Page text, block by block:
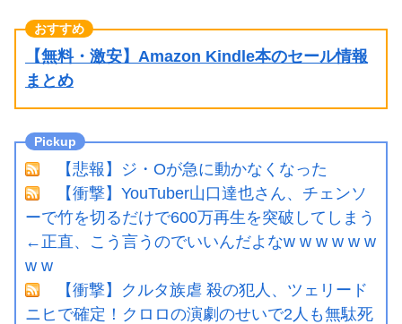
【無料・激安】Amazon Kindle本のセール情報
まとめ
【悲報】ジ・Oが急に動かなくなった
【衝撃】YouTuber山口達也さん、チェンソ
ーで竹を切るだけで600万再生を突破してしまう
←正直、こう言うのでいいんだよなw w w w w w
w w
【衝撃】クルタ族虐 殺の犯人、ツェリード
ニヒで確定！クロロの演劇のせいで2人も無駄死